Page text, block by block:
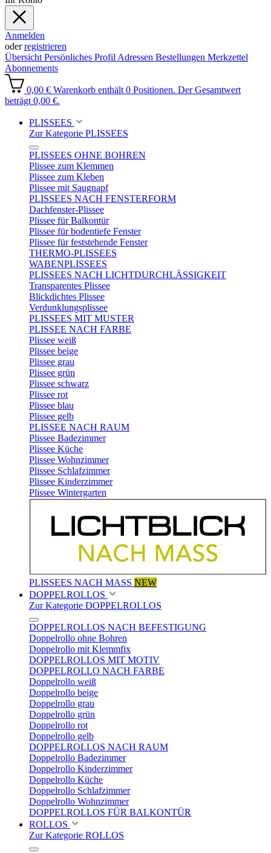
Anmelden
oderregistrieren
Übersicht Persönliches Profil Adressen Bestellungen Merkzettel
Abonnements
0,00 € Warenkorb enthält 0 Positionen. Der Gesamtwert
beträgt 0,00 €.
PLISSEES
Zur Kategorie PLISSEES
PLISSEES OHNE BOHREN
Plissee zum Klemmen
Plissee zum Kleben
Plissee mit Saugnapf
PLISSEES NACH FENSTERFORM
Dachfenster-Plissee
Plissee für Balkontür
Plissee für bodentiefe Fenster
Plissee für feststehende Fenster
THERMO-PLISSEES
WABENPLISSEES
PLISSEES NACH LICHTDURCHLÄSSIGKEIT
Transparentes Plissee
Blickdichtes Plissee
Verdunklungsplissee
PLISSEES MIT MUSTER
PLISSEE NACH FARBE
Plissee weiß
Plissee beige
Plissee grau
Plissee grün
Plissee schwarz
Plissee rot
Plissee blau
Plissee gelb
PLISSEE NACH RAUM
Plissee Badezimmer
Plissee Küche
Plissee Wohnzimmer
Plissee Schlafzimmer
Plissee Kinderzimmer
Plissee Wintergarten
PLISSEES NACH MASS NEW
DOPPELROLLOS
Zur Kategorie DOPPELROLLOS
DOPPELROLLOS NACH BEFESTIGUNG
Doppelrollo ohne Bohren
Doppelrollo mit Klemmfix
DOPPELROLLOS MIT MOTIV
DOPPELROLLO NACH FARBE
Doppelrollo weiß
Doppelrollo beige
Doppelrollo grau
Doppelrollo grün
Doppelrollo rot
Doppelrollo gelb
DOPPELROLLOS NACH RAUM
Doppelrollo Badezimmer
Doppelrollo Kinderzimmer
Doppelrollo Küche
Doppelrollo Schlafzimmer
Doppelrollo Wohnzimmer
DOPPELROLLOS FÜR BALKONTÜR
ROLLOS
Zur Kategorie ROLLOS